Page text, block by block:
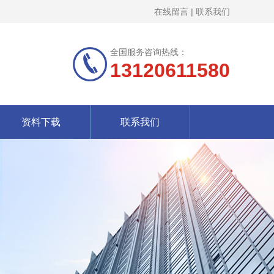
在线留言 | 联系我们
全国服务咨询热线：
13120611580
资料下载 联系我们